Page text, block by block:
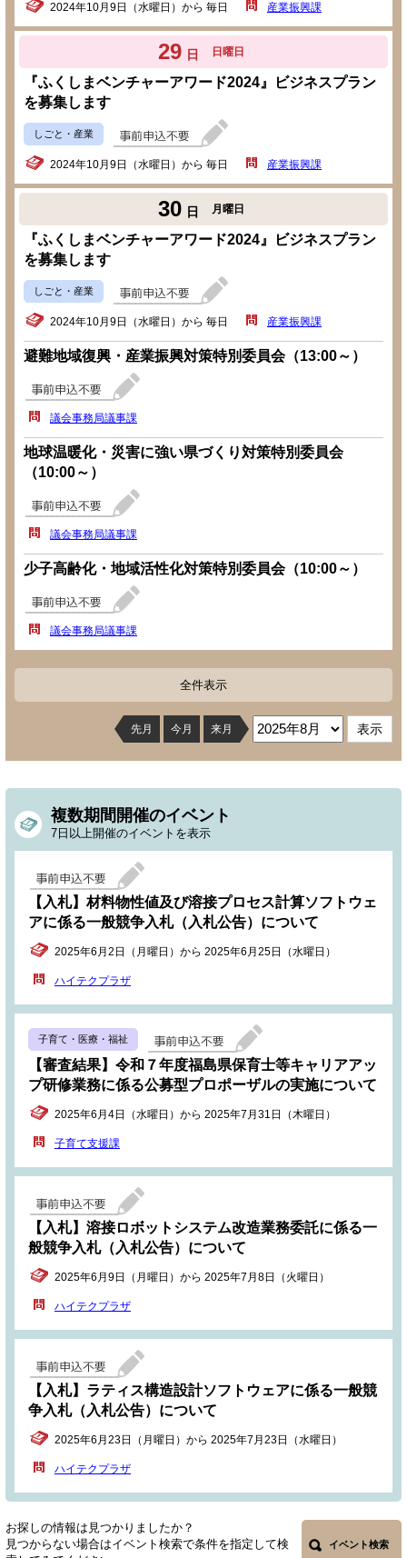
2024年10月9日（水曜日）から 毎日 産業振興課
29 日 日曜日
『ふくしまベンチャーアワード2024』ビジネスプラン
を募集します
しごと・産業
2024年10月9日（水曜日）から 毎日 産業振興課
30 日 月曜日
『ふくしまベンチャーアワード2024』ビジネスプラン
を募集します
しごと・産業
2024年10月9日（水曜日）から 毎日 産業振興課
避難地域復興・産業振興対策特別委員会（13:00～）
議会事務局議事課
地球温暖化・災害に強い県づくり対策特別委員会
（10:00～）
議会事務局議事課
少子高齢化・地域活性化対策特別委員会（10:00～）
議会事務局議事課
全件表示
先月 今月 来月
複数期間開催のイベント
7日以上開催のイベントを表示
【入札】材料物性値及び溶接プロセス計算ソフトウェ
アに係る一般競争入札（入札公告）について
2025年6月2日（月曜日）から 2025年6月25日（水曜日）
ハイテクプラザ
子育て・医療・福祉
【審査結果】令和７年度福島県保育士等キャリアアッ
プ研修業務に係る公募型プロポーザルの実施について
2025年6月4日（水曜日）から 2025年7月31日（木曜日）
子育て支援課
【入札】溶接ロボットシステム改造業務委託に係る一
般競争入札（入札公告）について
2025年6月9日（月曜日）から 2025年7月8日（火曜日）
ハイテクプラザ
【入札】ラティス構造設計ソフトウェアに係る一般競
争入札（入札公告）について
2025年6月23日（月曜日）から 2025年7月23日（水曜日）
ハイテクプラザ
お探しの情報は見つかりましたか？
見つからない場合はイベント検索で条件を指定して検
イベント検索